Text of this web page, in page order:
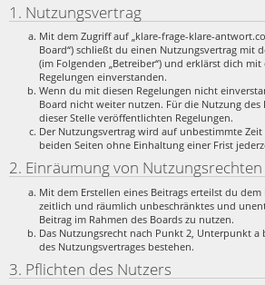
1. Nutzungsvertrag
Mit dem Zugriff auf „klare-frage-klare-
Board“) schließt du einen Nutzungsvertrag mit
(im Folgenden „Betreiber“) und erklärst dich
Regelungen einverstanden.
Wenn du mit diesen Regelungen nicht
Board nicht weiter nutzen. Für die Nutzung des
dieser Stelle veröffentlichten Regelungen.
Der Nutzungsvertrag wird auf unbestimmte
beiden Seiten ohne Einhaltung einer Frist
2. Einräumung von Nutzungsrechten
Mit dem Erstellen eines Beitrags erteilst du dem
zeitlich und räumlich unbeschränktes und
Beitrag im Rahmen des Boards zu nutzen.
Das Nutzungsrecht nach Punkt 2, Unterpunkt
des Nutzungsvertrages bestehen.
3. Pflichten des Nutzers